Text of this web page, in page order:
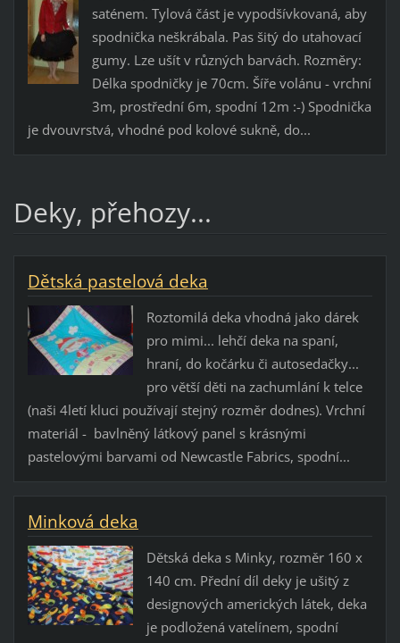
saténem. Tylová část je vypodšívkovaná, aby
spodnička neškrábala. Pas šitý do utahovací
gumy. Lze ušít v různých barvách. Rozměry:
Délka spodničky je 70cm. Šíře volánu - vrchní
3m, prostřední 6m, spodní 12m :-) Spodnička
je dvouvrstvá, vhodné pod kolové sukně, do...
Deky, přehozy...
Dětská pastelová deka
Roztomilá deka vhodná jako dárek
pro mimi... lehčí deka na spaní,
hraní, do kočárku či autosedačky...
pro větší děti na zachumlání k telce
(naši 4letí kluci používají stejný rozměr dodnes). Vrchní
materiál - bavlněný látkový panel s krásnými
pastelovými barvami od Newcastle Fabrics, spodní...
Minková deka
Dětská deka s Minky, rozměr 160 x
140 cm. Přední díl deky je ušitý z
designových amerických látek, deka
je podložená vatelínem, spodní